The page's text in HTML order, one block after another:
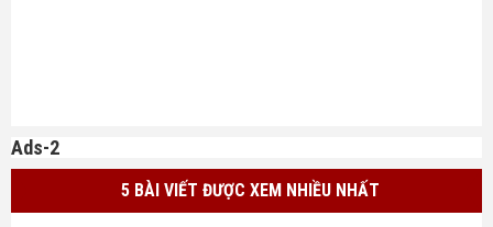
Ads-2
5 BÀI VIẾT ĐƯỢC XEM NHIỀU NHẤT